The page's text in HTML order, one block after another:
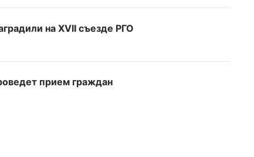
на XVII съезде РГО
прием граждан